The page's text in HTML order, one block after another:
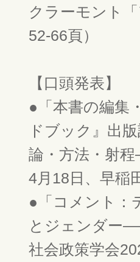
クラーモント
52-66頁）
【口頭発表】
●「本書の編集
ドブック』出
論・方法・射
4月18日、早稲
●「コメント：
とジェンダー
社会政策学会